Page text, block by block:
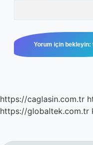
https://caglasin.com.tr
https://globaltek.com.tr